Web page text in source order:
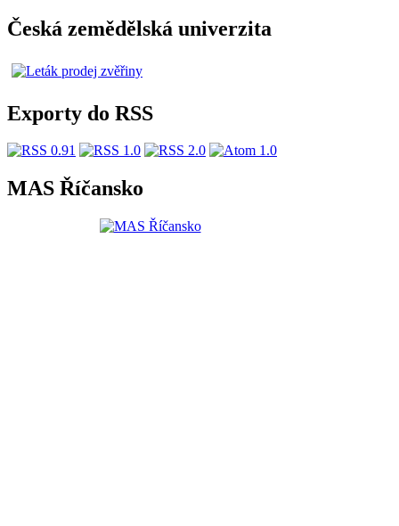
Česká zemědělská univerzita
Exporty do RSS
MAS Říčansko